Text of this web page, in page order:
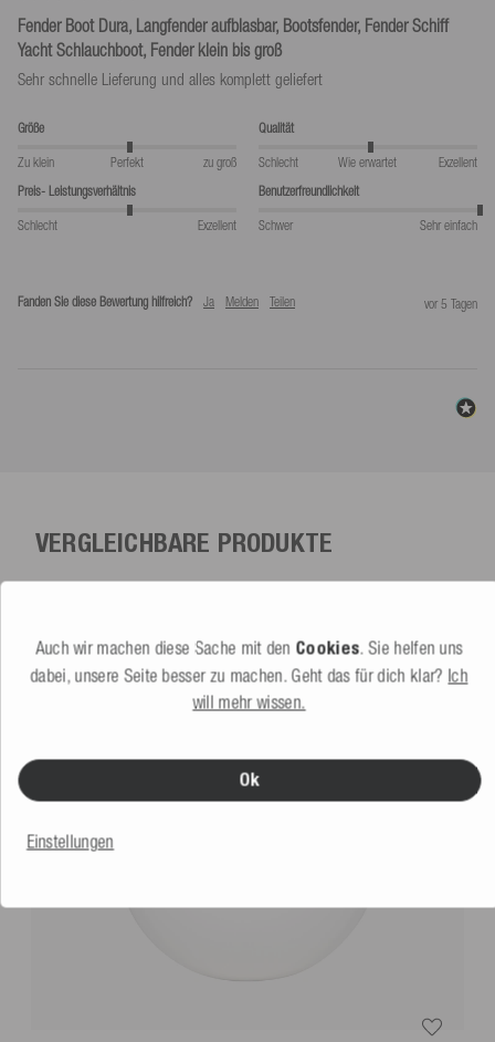
Fender Boot Dura, Langfender aufblasbar, Bootsfender, Fender Schiff
Yacht Schlauchboot, Fender klein bis groß
Sehr schnelle Lieferung und alles komplett geliefert
Größe
Zu klein Perfekt zu groß
Qualität
Schlecht Wie erwartet
Exzellent
Preis- Leistungsverhältnis
Schlecht Exzellent
Benutzerfreundlichkeit
Schwer Sehr einfach
Fanden Sie diese Bewertung hilfreich? Ja Melden Teilen vor 5 Tagen
VERGLEICHBARE PRODUKTE
Auch wir machen diese Sache mit den Cookies. Sie helfen uns
dabei, unsere Seite besser zu machen. Geht das für dich klar? Ich
will mehr wissen.
Ok
Einstellungen